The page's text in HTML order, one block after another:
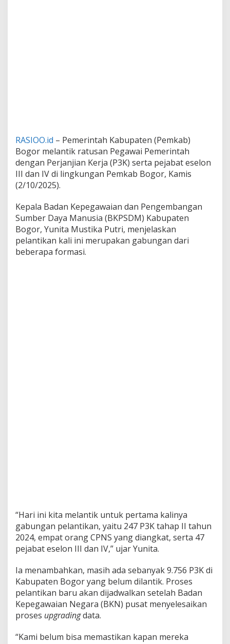
RASIOO.id – Pemerintah Kabupaten (Pemkab)
Bogor melantik ratusan Pegawai Pemerintah
dengan Perjanjian Kerja (P3K) serta pejabat eselon
III dan IV di lingkungan Pemkab Bogor, Kamis
(2/10/2025).
Kepala Badan Kepegawaian dan Pengembangan
Sumber Daya Manusia (BKPSDM) Kabupaten
Bogor, Yunita Mustika Putri, menjelaskan
pelantikan kali ini merupakan gabungan dari
beberapa formasi.
“Hari ini kita melantik untuk pertama kalinya
gabungan pelantikan, yaitu 247 P3K tahap II tahun
2024, empat orang CPNS yang diangkat, serta 47
pejabat eselon III dan IV,” ujar Yunita.
Ia menambahkan, masih ada sebanyak 9.756 P3K di
Kabupaten Bogor yang belum dilantik. Proses
pelantikan baru akan dijadwalkan setelah Badan
Kepegawaian Negara (BKN) pusat menyelesaikan
proses upgradingdata.
“Kami belum bisa memastikan kapan mereka